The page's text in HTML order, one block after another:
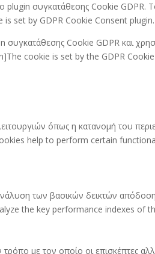
plugin συγκατάθεσης Cookie GDPR.
is set by GDPR Cookie Consent
συγκατάθεσης Cookie GDPR και
cookie is set by the GDPR
όπως η κατανομή του
cookies help to perform certain
των βασικών δεικτών
the key performance indexes
με τον οποίο οι